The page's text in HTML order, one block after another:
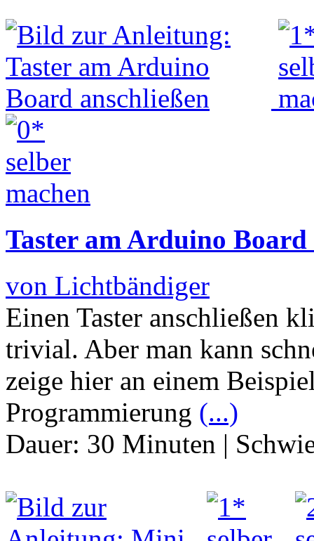
Taster am Arduino Board
von Lichtbändiger
Einen Taster anschließen
trivial. Aber man kann
zeige hier an einem
Programmierung (...)
Dauer: 30 Minuten |